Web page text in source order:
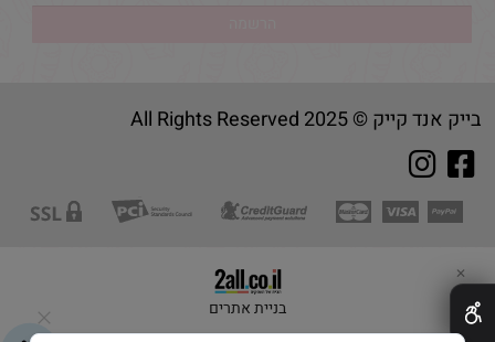
בייק אנד קייק © 2025 All Rights Reserved
בניית אתרים
✕